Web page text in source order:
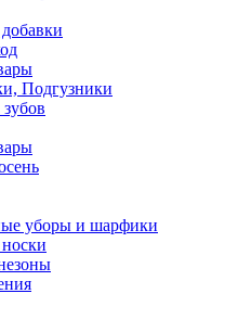
Подгузники
уборы и шарфики